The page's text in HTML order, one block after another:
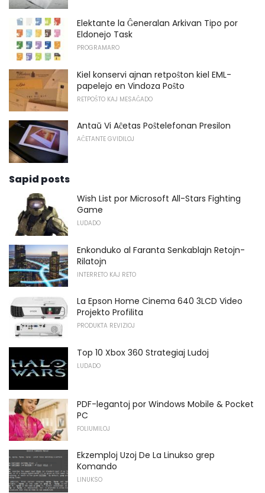
Elektante la Ĝeneralan Arkivan Tipo por
Eldonejo Task
PROGRAMARO
Kiel konservi ajnan retpoŝton kiel EML-
papelejo en Vindoza Poŝto
RETPOŜTO KAJ MESAĜADO
Antaŭ Vi Aĉetas Poŝtelefonan Presilon
AĈETANTE GVIDILOJ
Sapid posts
Wish List por Microsoft All-Stars Fighting
Game
LUDADO
Enkonduko al Faranta Senkablajn Retojn-
Rilatojn
INTERRETO KAJ RETO
La Epson Home Cinema 640 3LCD Video
Projekto Profilita
PRODUKTA REVIZIOJ
Top 10 Xbox 360 Strategiaj Ludoj
LUDADO
PDF-legantoj por Windows Mobile & Pocket
PC
FOLIUMILOJ
Ekzemploj Uzoj De La Linukso grep
Komando
LINUKSO